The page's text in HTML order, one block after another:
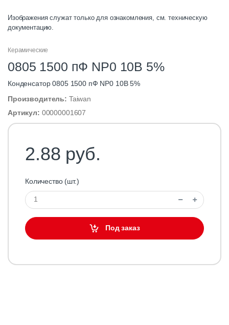
Изображения служат только для ознакомления, см. техническую
документацию.
Керамические
0805 1500 пФ NP0 10В 5%
Конденсатор 0805 1500 пФ NP0 10В 5%
Производитель: Taiwan
Артикул: 00000001607
2.88 руб.
Количество (шт.)
Под заказ